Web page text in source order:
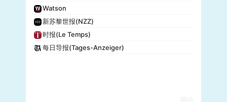
Watson
新苏黎世报(NZZ)
时报(Le Temps)
每日导报(Tages-Anzeiger)
网站